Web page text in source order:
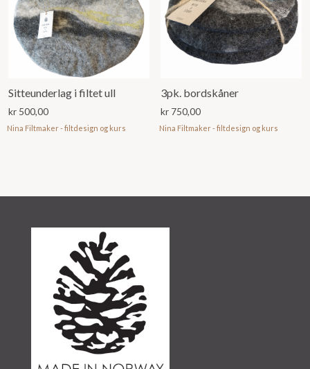
Sitteunderlag i filtet ull
kr 500,00
Nina Filtmaker - filtdesign og kurs
3pk. bordskåner
kr 750,00
Nina Filtmaker - filtdesign og kurs